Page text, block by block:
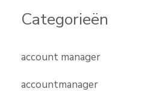
Categorieën
account manager
accountmanager